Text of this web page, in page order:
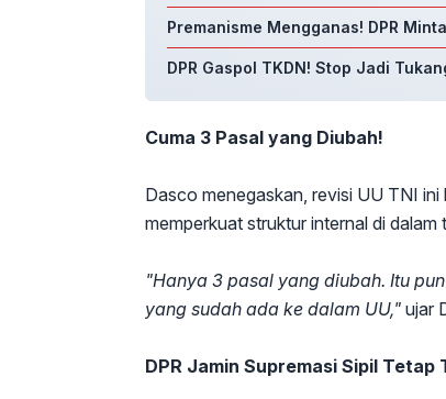
Premanisme Mengganas! DPR
DPR Gaspol TKDN! Stop Jadi
Cuma 3 Pasal yang Diubah!
Dasco menegaskan, revisi UU TNI
memperkuat struktur internal di dalam
"Hanya 3 pasal yang diubah. Itu
yang sudah ada ke dalam UU," ujar
DPR Jamin Supremasi Sipil Tetap